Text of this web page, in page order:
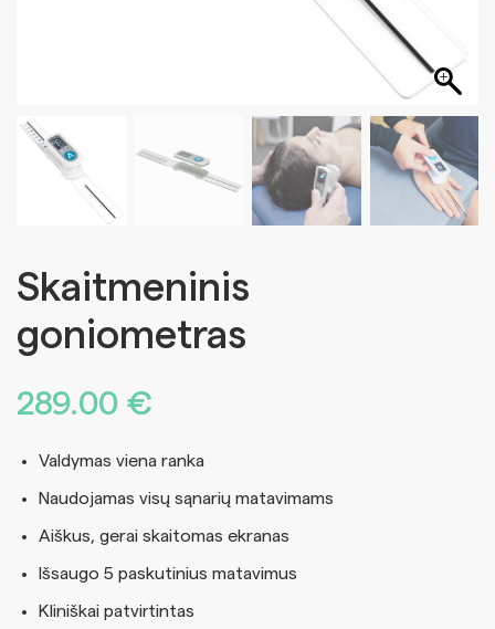
Skaitmeninis
goniometras
289.00 €
Valdymas viena ranka
Naudojamas visų sąnarių matavimams
Aiškus, gerai skaitomas ekranas
Išsaugo 5 paskutinius matavimus
Kliniškai patvirtintas